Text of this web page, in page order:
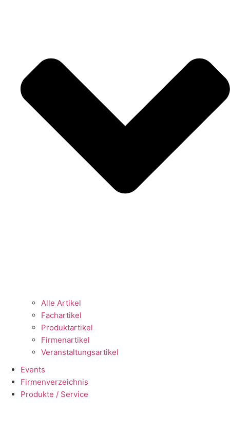
Alle Artikel
Fachartikel
Produktartikel
Firmenartikel
Veranstaltungsartikel
Events
Firmenverzeichnis
Produkte / Service